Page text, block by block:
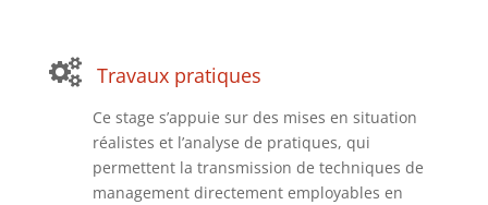
Travaux pratiques
Ce stage s’appuie sur des mises en situation
réalistes et l’analyse de pratiques, qui
permettent la transmission de techniques de
management directement employables en